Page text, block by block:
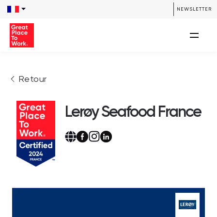
NEWSLETTER
Retour
Lerøy Seafood France